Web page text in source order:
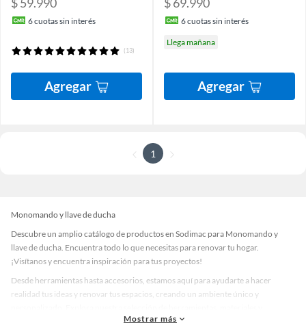
6cuotas sin interés
(13)
Agregar
6cuotas sin interés
Llega mañana
Agregar
1
Monomando y llave de ducha
Descubre un amplio catálogo de productos en Sodimac para Monomando y
llave de ducha. Encuentra todo lo que necesitas para renovar tu hogar.
¡Visítanos y encuentra inspiración para tus proyectos!
Desde herramientas hasta accesorios, estamos aquí para ayudarte a hacer
realidad tus ideas y renovar tus espacios, creando un ambiente único y
accesorios de calidad que te ayudarán a crear un espacio más tú.
Mostrar más